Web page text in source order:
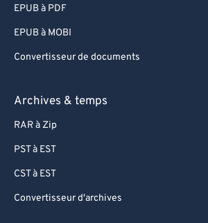
EPUB à PDF
EPUB à MOBI
Convertisseur de documents
Archives & temps
RAR à Zip
PST à EST
CST à EST
Convertisseur d'archives